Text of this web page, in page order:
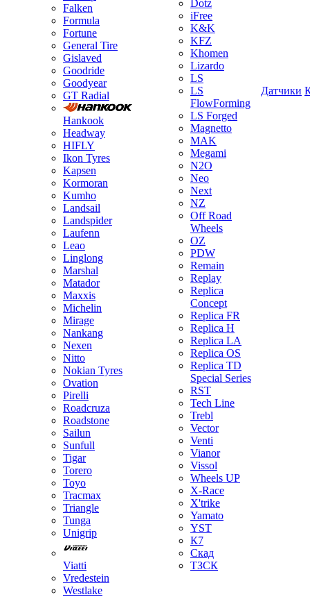
Falken
Formula
Fortune
General Tire
Gislaved
Goodride
Goodyear
GT Radial
Hankook
Headway
HIFLY
Ikon Tyres
Kapsen
Kormoran
Kumho
Landsail
Landspider
Laufenn
Leao
Linglong
Marshal
Matador
Maxxis
Michelin
Mirage
Nankang
Nexen
Nitto
Nokian Tyres
Ovation
Pirelli
Roadcruza
Roadstone
Sailun
Sunfull
Tigar
Torero
Toyo
Tracmax
Triangle
Tunga
Unigrip
Viatti
Vredestein
Westlake
Dotz
iFree
K&K
KFZ
Khomen
Lizardo
LS
LS
FlowForming
LS Forged
Magnetto
MAK
Megami
N2O
Neo
Next
NZ
Off Road
Wheels
OZ
PDW
Remain
Replay
Replica
Concept
Replica FR
Replica H
Replica LA
Replica OS
Replica TD
Special Series
RST
Tech Line
Trebl
Vector
Venti
Vianor
Vissol
Wheels UP
X-Race
X'trike
Yamato
YST
К7
Скад
ТЗСК
Датчики